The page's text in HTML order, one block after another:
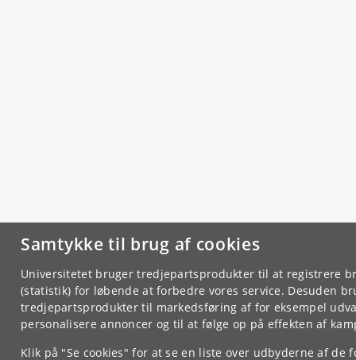
Samtykke til brug af cookies
Universitetet bruger tredjepartsprodukter til at registrere
(statistik) for løbende at forbedre vores service. Desuden
tredjepartsprodukter til markedsføring af for eksempel
personalisere annoncer og til at følge op på effekten af
Klik på "Se cookies" for at se en liste over udbyderne af de